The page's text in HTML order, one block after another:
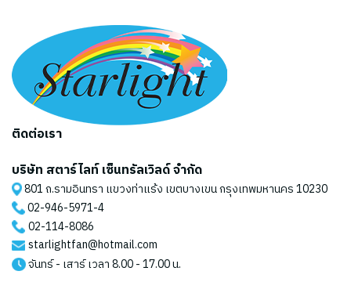
ติดต่อเรา
บริษัท สตาร์ไลท์ เซ็นทรัลเวิลด์ จำกัด
801 ถ.รามอินทรา แขวงท่าแร้ง เขตบางเขน กรุงเทพมหานคร 10230
02-946-5971-4
02-114-8086
starlightfan@hotmail.com
จันทร์ - เสาร์ เวลา 8.00 - 17.00 น.